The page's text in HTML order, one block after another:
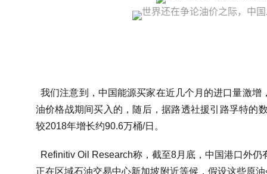
我们注意到，中国能源买家在近几个月的进口量激
油价格战期间买入的，随后，据路透社援引路孚特的
较2018年增长约90.6万桶/日。
Refinitiv Oil Research称，截至8月底，中国港口外
正在区域石油交易中心新加坡附近等候，假设这些原